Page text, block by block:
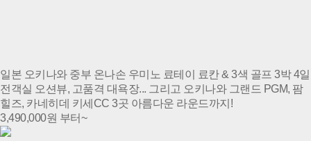
일본 오키나와 중부 온나손 우미노 료테이 료칸 & 3색 골프 3박 4일
전객실 오션뷰, 고품격 대욕장... 그리고 오키나와 그랜드 PGM, 팜
힐즈, 카네히데 키세CC 3곳 아름다운 라운드까지!
3,490,000원 부터~